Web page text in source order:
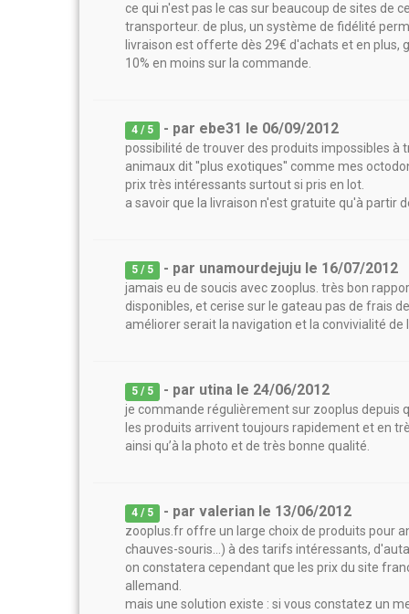
ce qui n'est pas le cas sur beaucoup de sites de
transporteur. de plus, un système de fidélité
livraison est offerte dès 29€ d'achats et en plus,
10% en moins sur la commande.
4 / 5 - par ebe31 le 06/09/2012
possibilité de trouver des produits impossibles à
animaux dit ''plus exotiques'' comme mes
prix très intéressants surtout si pris en lot.
a savoir que la livraison n'est gratuite qu'à partir
5 / 5 - par unamourdejuju le 16/07/2012
jamais eu de soucis avec zooplus. très bon
disponibles, et cerise sur le gateau pas de frais
améliorer serait la navigation et la convivialité de
5 / 5 - par utina le 24/06/2012
je commande régulièrement sur zooplus depuis
les produits arrivent toujours rapidement et en
ainsi qu’à la photo et de très bonne qualité.
4 / 5 - parvalerian le 13/06/2012
zooplus.fr offre un large choix de produits pour
chauves-souris...) à des tarifs intéressants,
on constatera cependant que les prix du site
allemand.
mais une solution existe : si vous constatez un